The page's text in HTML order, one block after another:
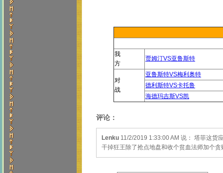
我
方
贾姆汀VS亚鲁斯特
对
战
亚鲁斯特VS梅利奥特
德利斯特VS卡托鲁
海德玛吉斯VS凯
评论：
Lenku 11/2/2019 1:33:00 AM 说： 塔菲这货
干掉狂王除了抢点地盘和收个贫血法师加个